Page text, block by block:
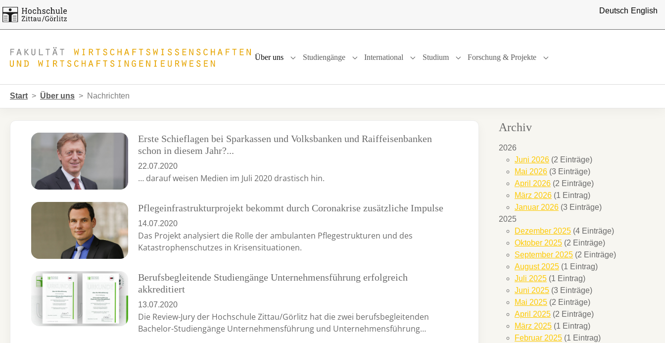
Deutsch English
Über uns
Submenu for "Über uns"
Studiengänge
Submenu for "Studiengänge"
International
Submenu for "International"
Studium
Submenu for "Studium"
Forschung & Projekte
Submenu for "Forschung & Projekte"
Sie sind hier:
Start Über uns Nachrichten
Erste Schieflagen bei Sparkassen und Volksbanken und Raiffeisenbanken
schon in diesem Jahr?...
22.07.2020
… darauf weisen Medien im Juli 2020 drastisch hin.
Pflegeinfrastrukturprojekt bekommt durch Coronakrise zusätzliche Impulse
14.07.2020
Das Projekt analysiert die Rolle der ambulanten Pflegestrukturen und des
Katastrophenschutzes in Krisensituationen.
Berufsbegleitende Studiengänge Unternehmensführung erfolgreich
akkreditiert
13.07.2020
Die Review-Jury der Hochschule Zittau/Görlitz hat die zwei berufsbegleitenden
Bachelor-Studiengänge Unternehmensführung und Unternehmensführung…
Archiv
2026
Juni 2026 (2 Einträge)
Mai 2026 (3 Einträge)
April 2026 (2 Einträge)
März 2026 (1 Eintrag)
Januar 2026 (3 Einträge)
2025
Dezember 2025 (4 Einträge)
Oktober 2025 (2 Einträge)
September 2025 (2 Einträge)
August 2025 (1 Eintrag)
Juli 2025 (1 Eintrag)
Juni 2025 (3 Einträge)
Mai 2025 (2 Einträge)
April 2025 (2 Einträge)
März 2025 (1 Eintrag)
Februar 2025 (1 Eintrag)